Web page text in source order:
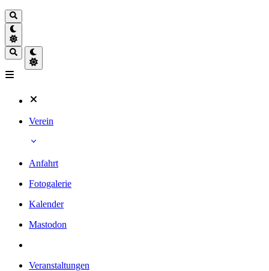
Verein
Anfahrt
Fotogalerie
Kalender
Mastodon
Veranstaltungen